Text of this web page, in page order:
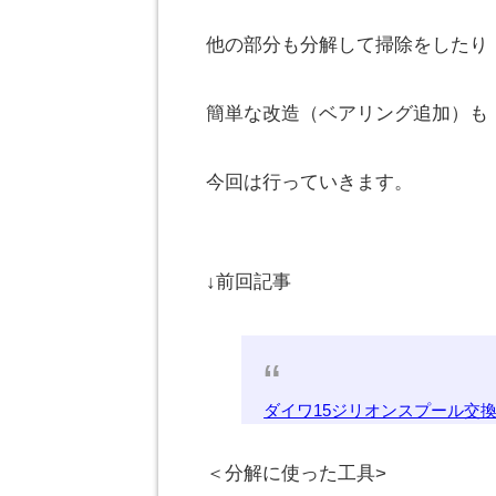
他の部分も分解して掃除をしたり
簡単な改造（ベアリング追加）も
今回は行っていきます。
↓前回記事
ダイワ15ジリオンスプール交
＜分解に使った工具>